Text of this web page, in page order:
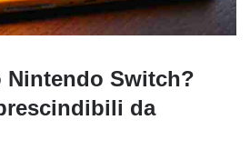
Nintendo Switch?
da